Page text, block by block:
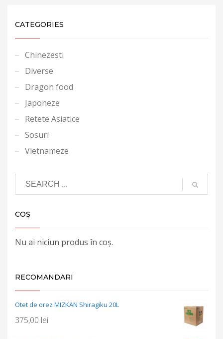
CATEGORIES
Chinezesti
Diverse
Dragon food
Japoneze
Retete Asiatice
Sosuri
Vietnameze
COȘ
Nu ai niciun produs în coș.
RECOMANDARI
Otet de orez MIZKAN Shiragiku 20L
375,00 lei